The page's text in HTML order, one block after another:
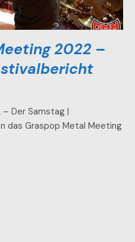
2022 –
Der Samstag |
das Graspop Metal Meeting